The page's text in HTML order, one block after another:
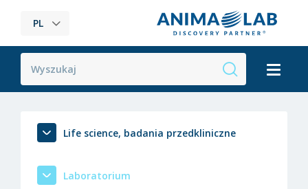
PL
Life science, badania przedkliniczne
Laboratorium